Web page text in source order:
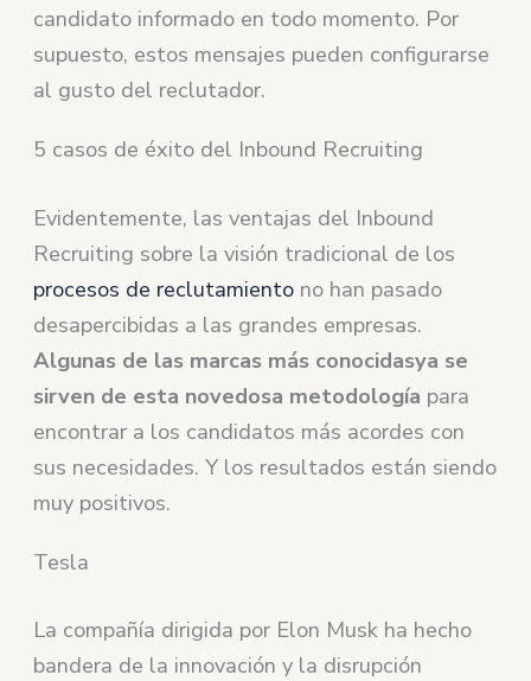
candidato informado en todo momento. Por
supuesto, estos mensajes pueden configurarse
al gusto del reclutador.
5 casos de éxito del Inbound Recruiting
Evidentemente, las ventajas del Inbound
Recruiting sobre la visión tradicional de los
procesos de reclutamiento no han pasado
desapercibidas a las grandes empresas.
Algunas de las marcas más conocidasya se
sirven de esta novedosa metodología para
encontrar a los candidatos más acordes con
sus necesidades. Y los resultados están siendo
muy positivos.
Tesla
La compañía dirigida por Elon Musk ha hecho
bandera de la innovación y la disrupción